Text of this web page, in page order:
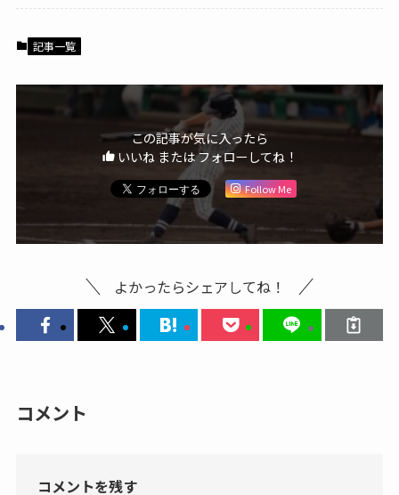
記事一覧
この記事が気に入ったら
いいね または フォローしてね！
Follow Me
よかったらシェアしてね！
コメント
コメントを残す